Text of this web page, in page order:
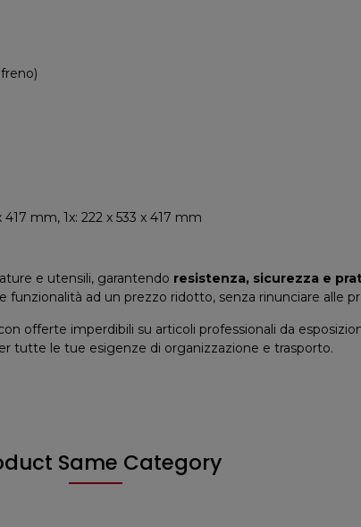
417 mm, 1x: 222 x 533 x 417 mm
e utensili, garantendo resistenza, sicurezza e
ad un prezzo ridotto, senza rinunciare alle
offerte imperdibili su articoli professionali da
tutte le tue esigenze di organizzazione e trasporto.
Same Category